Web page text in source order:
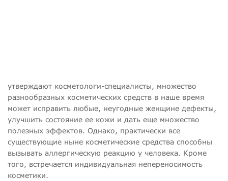
утверждают косметологи-специалисты, множество
разнообразных косметических средств в наше время
может исправить любые, неугодные женщине дефекты,
улучшить состояние ее кожи и дать еще множество
полезных эффектов. Однако, практически все
существующие ныне косметические средства способны
вызывать аллергическую реакцию у человека. Кроме
того, встречается индивидуальная непереносимость
косметики.